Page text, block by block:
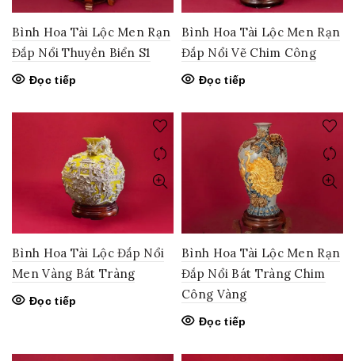
Bình Hoa Tài Lộc Men Rạn
Đắp Nổi Thuyền Biển S1
Đọc tiếp
Bình Hoa Tài Lộc Men Rạn
Đắp Nổi Vẽ Chim Công
Đọc tiếp
Bình Hoa Tài Lộc Đắp Nổi
Men Vàng Bát Tràng
Đọc tiếp
Bình Hoa Tài Lộc Men Rạn
Đắp Nổi Bát Tràng Chim
Công Vàng
Đọc tiếp